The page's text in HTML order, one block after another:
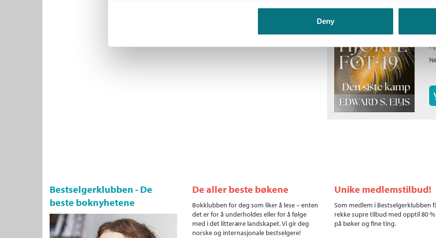
Deny
Bestselgerklubben - De
beste boknyhetene
De aller beste bøkene
Bokklubben for deg som liker å lese – enten
det er for å underholdes eller for å følge
med i det litterære landskapet. Vi gir deg
norske og internasjonale bestselgere!
Unike medlemstilbud!
Som medlem i Bestselgerklubben
rekke supre tilbud med opptil 80
på bøker og fine ting.